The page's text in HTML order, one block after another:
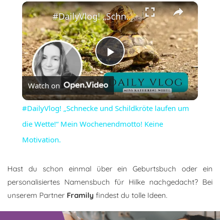
×
Play
Video
#DailyVlog! „Schnecke und Schildkröte laufen um die Wette!“ Mein Wochenendmotto! Keine Motivation.
Watch on
#DailyVlog! „Schnecke und Schildkröte laufen um
die Wette!“ Mein Wochenendmotto! Keine
Motivation.
Hast du schon einmal über ein Geburtsbuch oder ein
personalisiertes Namensbuch für Hilke nachgedacht? Bei
unserem Partner Framily findest du tolle Ideen.